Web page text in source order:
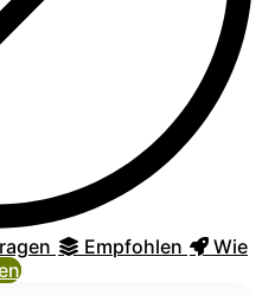
Empfohlen
Wie